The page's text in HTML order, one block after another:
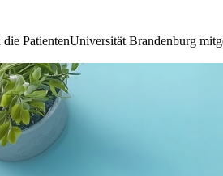
PatientenUniversität Brandenburg